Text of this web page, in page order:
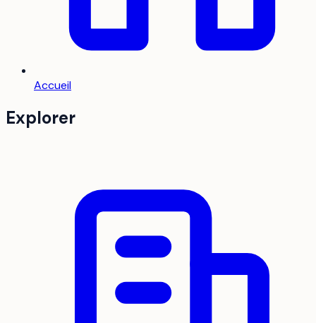
Accueil
Explorer